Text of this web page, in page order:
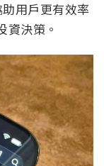
用戶更有效率
資決策。